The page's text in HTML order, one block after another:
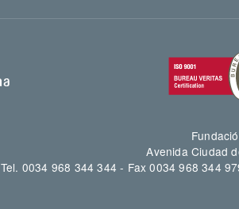
Avenida Ciudad
Tel. 0034 968 344 344 - Fax 0034 968 344